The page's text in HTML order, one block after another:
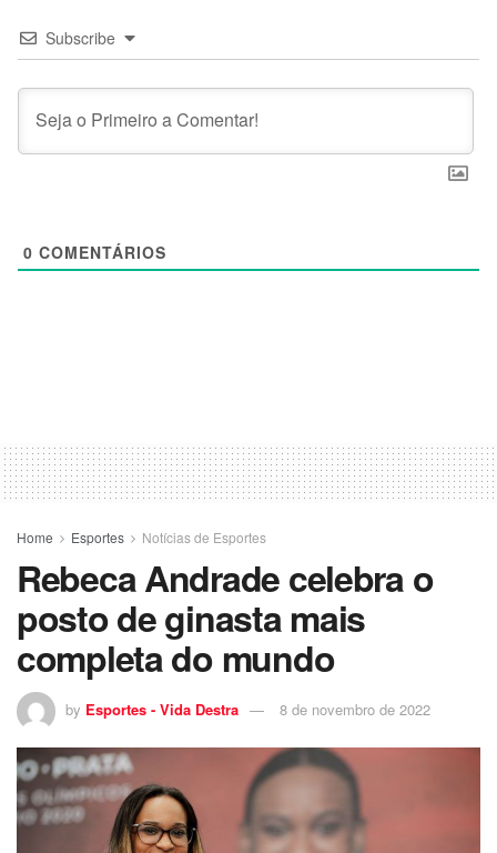
Subscribe
0 COMENTÁRIOS
Home Esportes Notícias de Esportes
Rebeca Andrade celebra o
posto de ginasta mais
completa do mundo
by Esportes - Vida Destra 8 de novembro de 2022